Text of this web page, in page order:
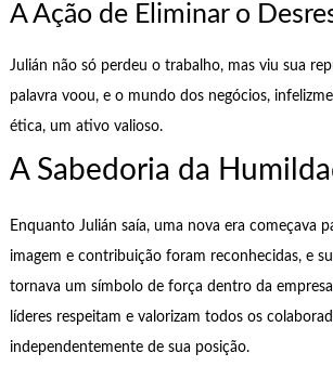
A Ação de Eliminar o
Julián não só perdeu o trabalho, mas viu sua
palavra voou, e o mundo dos negócios,
ética, um ativo valioso.
A Sabedoria da
Enquanto Julián saía, uma nova era começava
imagem e contribuição foram reconhecidas, e
tornava um símbolo de força dentro da
líderes respeitam e valorizam todos os
independentemente de sua posição.